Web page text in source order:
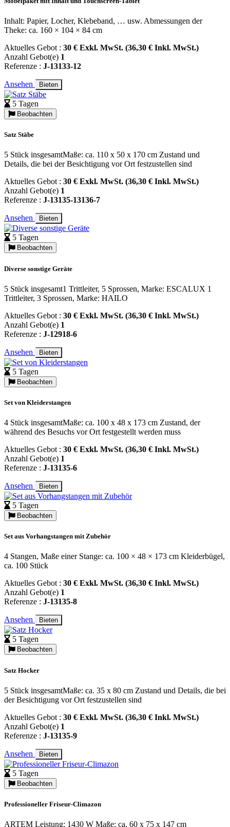
Inhalt: Papier, Locher, Klebeband, … usw. Abmessungen der
Theke: ca. 160 × 104 × 84 cm
Aktuelles Gebot : 30 € Exkl. MwSt. (36,30 € Inkl. MwSt.)
Anzahl Gebot(e) 1
Referenze : J-13133-12
Ansehen Bieten
5 Tagen
Beobachten
Satz Stäbe
5 Stück insgesamtMaße: ca. 110 x 50 x 170 cm Zustand und
Details, die bei der Besichtigung vor Ort festzustellen sind
Aktuelles Gebot : 30 € Exkl. MwSt. (36,30 € Inkl. MwSt.)
Anzahl Gebot(e) 1
Referenze : J-13135-13136-7
Ansehen Bieten
5 Tagen
Beobachten
Diverse sonstige Geräte
5 Stück insgesamt1 Trittleiter, 5 Sprossen, Marke: ESCALUX 1
Trittleiter, 3 Sprossen, Marke: HAILO
Aktuelles Gebot : 30 € Exkl. MwSt. (36,30 € Inkl. MwSt.)
Anzahl Gebot(e) 1
Referenze : J-12918-6
Ansehen Bieten
5 Tagen
Beobachten
Set von Kleiderstangen
4 Stück insgesamtMaße: ca. 100 x 48 x 173 cm Zustand, der
während des Besuchs vor Ort festgestellt werden muss
Aktuelles Gebot : 30 € Exkl. MwSt. (36,30 € Inkl. MwSt.)
Anzahl Gebot(e) 1
Referenze : J-13135-6
Ansehen Bieten
5 Tagen
Beobachten
Set aus Vorhangstangen mit Zubehör
4 Stangen, Maße einer Stange: ca. 100 × 48 × 173 cm Kleiderbügel,
ca. 100 Stück
Aktuelles Gebot : 30 € Exkl. MwSt. (36,30 € Inkl. MwSt.)
Anzahl Gebot(e) 1
Referenze : J-13135-8
Ansehen Bieten
5 Tagen
Beobachten
Satz Hocker
5 Stück insgesamtMaße: ca. 35 x 80 cm Zustand und Details, die bei
der Besichtigung vor Ort festzustellen sind
Aktuelles Gebot : 30 € Exkl. MwSt. (36,30 € Inkl. MwSt.)
Anzahl Gebot(e) 1
Referenze : J-13135-9
Ansehen Bieten
5 Tagen
Beobachten
Professioneller Friseur-Climazon
ARTEM Leistung: 1430 W Maße: ca. 60 x 75 x 147 cm